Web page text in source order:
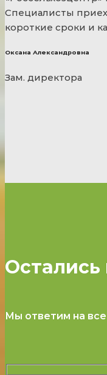
Специалисты
короткие сроки и
Оксана Александровна
Зам. директора
Остались
Мы ответим на